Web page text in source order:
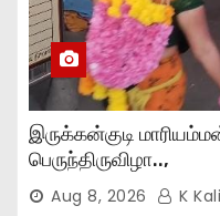
இருக்கன்குடி
பெருந்திருவிழா..,
Aug 8, 2026 K